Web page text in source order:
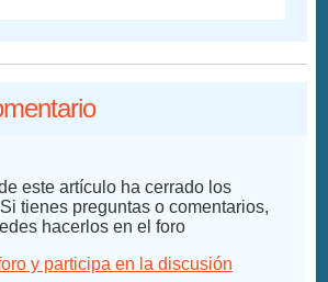
este artículo ha cerrado los
tienes preguntas o comentarios,
hacerlos en el foro
y participa en la discusión